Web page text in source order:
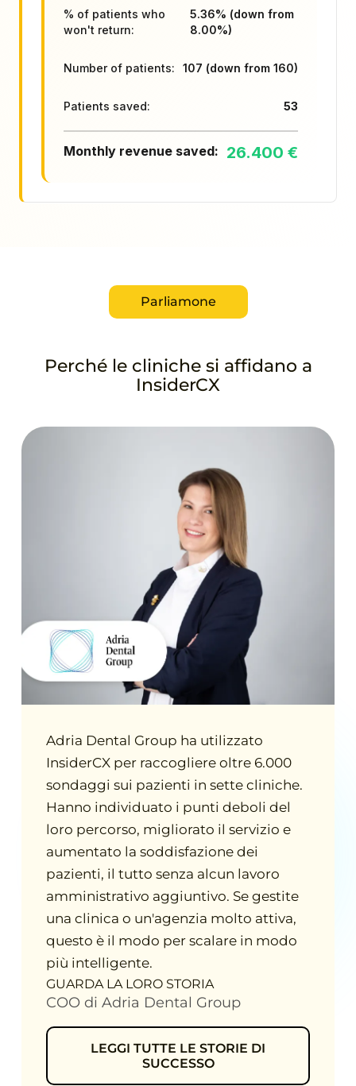
Parliamone
Perché le cliniche si affidano a
InsiderCX
Adria Dental Group ha utilizzato
InsiderCX per raccogliere oltre 6.000
sondaggi sui pazienti in sette cliniche.
Hanno individuato i punti deboli del
loro percorso, migliorato il servizio e
aumentato la soddisfazione dei
pazienti, il tutto senza alcun lavoro
amministrativo aggiuntivo. Se gestite
una clinica o un'agenzia molto attiva,
questo è il modo per scalare in modo
più intelligente.
GUARDA LA LORO STORIA
COO di Adria Dental Group
LEGGI TUTTE LE STORIE DI
SUCCESSO